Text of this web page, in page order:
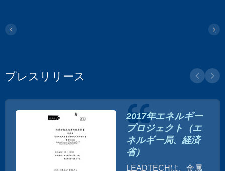
プレスリリース
2017年エネルギー
プロジェクト（エ
ネルギー局、経済
省）
LEADTECHは、金属